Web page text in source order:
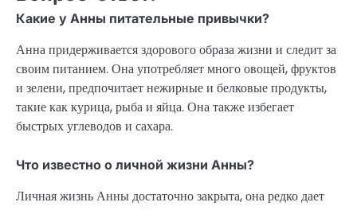
Какие у Анны питательные привычки?
Анна придерживается здорового образа жизни и следит за
своим питанием. Она употребляет много овощей, фруктов
и зелени, предпочитает нежирные и белковые продукты,
такие как курица, рыба и яйца. Она также избегает
быстрых углеводов и сахара.
Что известно о личной жизни Анны?
Личная жизнь Анны достаточно закрыта, она редко дает